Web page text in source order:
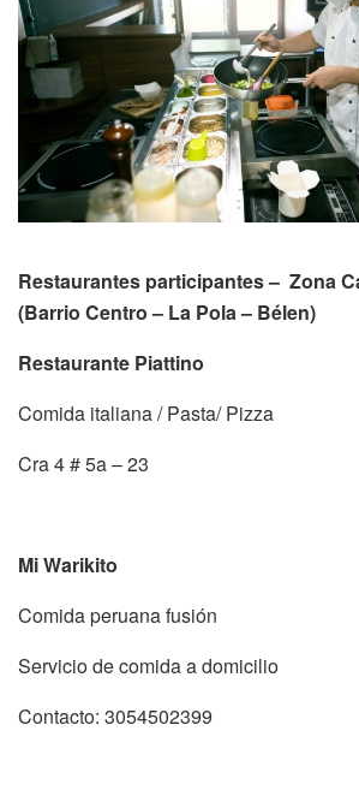
Restaurantes participantes – Zona
(Barrio Centro – La Pola – Bélen)
Restaurante Piattino
Comida italiana / Pasta/ Pizza
Cra 4 # 5a – 23
Mi Warikito
Comida peruana fusión
Servicio de comida a domicilio
Contacto: 3054502399